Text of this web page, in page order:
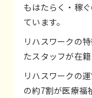
もはたらく・稼
ています。
リハスワークの
たスタッフが在籍
リハスワークの
の約7割が医療福